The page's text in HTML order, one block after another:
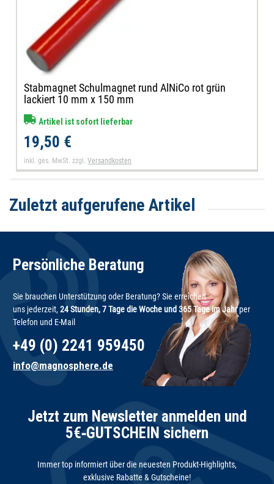
Stabmagnet Schulmagnet rund AlNiCo rot grün
lackiert 10 mm x 150 mm
Artikel ist sofort lieferbar
19,50 €
inkl. ges. MwSt. zzgl.Versandkosten
Zuletzt aufgerufene Artikel
Persönliche Beratung
Sie brauchen Unterstützung oder Beratung? Sie erreichen
uns jederzeit, 24 Stunden, 7 Tage die Woche und 365 Tage im Jahrper
Telefon und E-Mail
+49 (0) 2241 959450
info@magnosphere.de
Jetzt zum Newsletter anmelden und
5€‑GUTSCHEIN sichern
Immer top informiert über die neuesten Produkt-Highlights,
exklusive Rabatte & Gutscheine!